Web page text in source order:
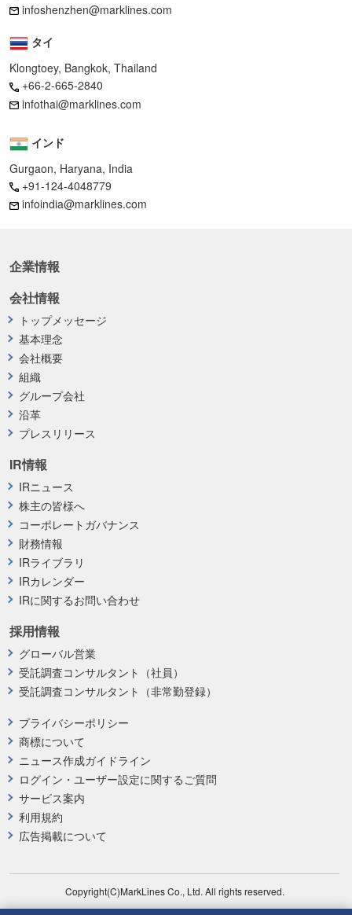
infoshenzhen@marklines.com
タイ
Klongtoey, Bangkok, Thailand
+66-2-665-2840
infothai@marklines.com
インド
Gurgaon, Haryana, India
+91-124-4048779
infoindia@marklines.com
企業情報
プライバシーポリシー
商標について
ニュース作成ガイドライン
ログイン・ユーザー設定に関するご質問
サービス案内
利用規約
広告掲載について
採用情報
グローバル営業
受託調査コンサルタント（社員）
受託調査コンサルタント（非常勤登録）
会社情報
トップメッセージ
基本理念
会社概要
組織
グループ会社
沿革
プレスリリース
IR情報
IRニュース
株主の皆様へ
コーポレートガバナンス
財務情報
IRライブラリ
IRカレンダー
IRに関するお問い合わせ
Copyright(C)MarkLines Co., Ltd. All rights reserved.